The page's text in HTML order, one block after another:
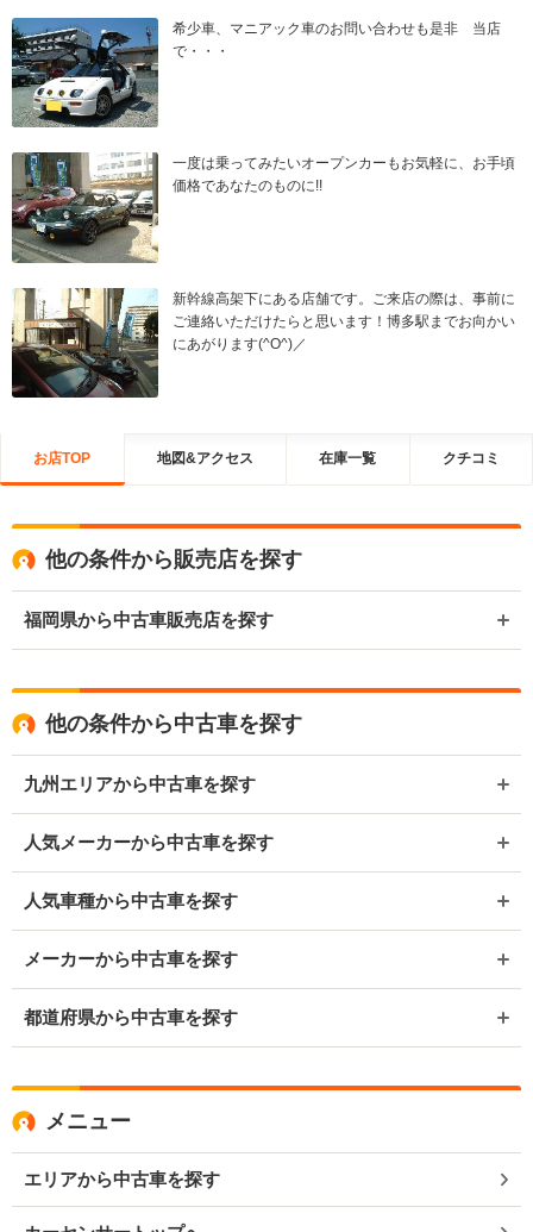
希少車、マニアック車のお問い合わせも是非 当店
で・・・
一度は乗ってみたいオープンカーもお気軽に、お手頃
価格であなたのものに!!
新幹線高架下にある店舗です。ご来店の際は、事前に
ご連絡いただけたらと思います！博多駅までお向かい
にあがります(^O^)／
お店TOP 地図&アクセス 在庫一覧 クチコミ
他の条件から販売店を探す
福岡県から中古車販売店を探す
他の条件から中古車を探す
九州エリアから中古車を探す
人気メーカーから中古車を探す
人気車種から中古車を探す
メーカーから中古車を探す
都道府県から中古車を探す
メニュー
エリアから中古車を探す